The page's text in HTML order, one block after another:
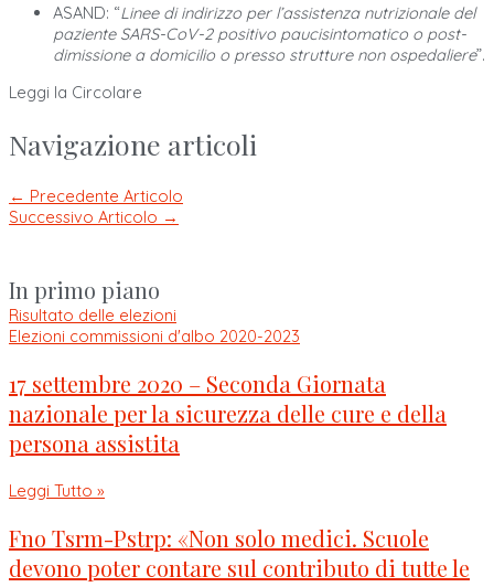
ASAND: “Linee di indirizzo per l’assistenza nutrizionale del
paziente SARS-CoV-2 positivo paucisintomatico o post-
dimissione a domicilio o presso strutture non ospedaliere”.
Leggi la Circolare
Navigazione articoli
← Precedente Articolo
Successivo Articolo →
In primo piano
Risultato delle elezioni
Elezioni commissioni d'albo 2020-2023
17 settembre 2020 – Seconda Giornata
nazionale per la sicurezza delle cure e della
persona assistita
Leggi Tutto »
Fno Tsrm-Pstrp: «Non solo medici. Scuole
devono poter contare sul contributo di tutte le